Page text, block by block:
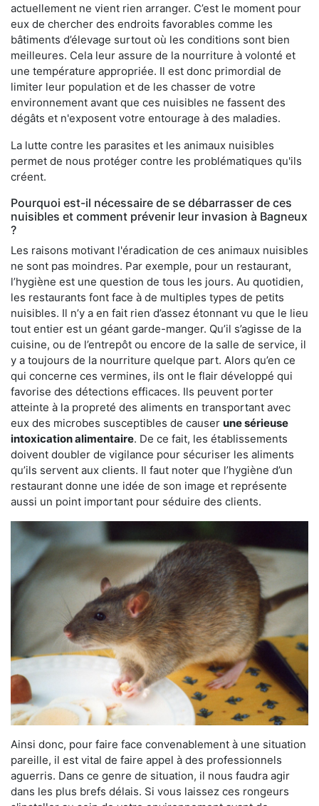
actuellement ne vient rien arranger. C’est le moment pour
eux de chercher des endroits favorables comme les
bâtiments d’élevage surtout où les conditions sont bien
meilleures. Cela leur assure de la nourriture à volonté et
une température appropriée. Il est donc primordial de
limiter leur population et de les chasser de votre
environnement avant que ces nuisibles ne fassent des
dégâts et n'exposent votre entourage à des maladies.
La lutte contre les parasites et les animaux nuisibles
permet de nous protéger contre les problématiques qu'ils
créent.
Pourquoi est-il nécessaire de se débarrasser de ces
nuisibles et comment prévenir leur invasion à Bagneux
?
Les raisons motivant l'éradication de ces animaux nuisibles
ne sont pas moindres. Par exemple, pour un restaurant,
l’hygiène est une question de tous les jours. Au quotidien,
les restaurants font face à de multiples types de petits
nuisibles. Il n’y a en fait rien d’assez étonnant vu que le lieu
tout entier est un géant garde-manger. Qu’il s’agisse de la
cuisine, ou de l’entrepôt ou encore de la salle de service, il
y a toujours de la nourriture quelque part. Alors qu’en ce
qui concerne ces vermines, ils ont le flair développé qui
favorise des détections efficaces. Ils peuvent porter
atteinte à la propreté des aliments en transportant avec
eux des microbes susceptibles de causer une sérieuse
intoxication alimentaire. De ce fait, les établissements
doivent doubler de vigilance pour sécuriser les aliments
qu’ils servent aux clients. Il faut noter que l’hygiène d’un
restaurant donne une idée de son image et représente
aussi un point important pour séduire des clients.
Ainsi donc, pour faire face convenablement à une situation
pareille, il est vital de faire appel à des professionnels
aguerris. Dans ce genre de situation, il nous faudra agir
dans les plus brefs délais. Si vous laissez ces rongeurs